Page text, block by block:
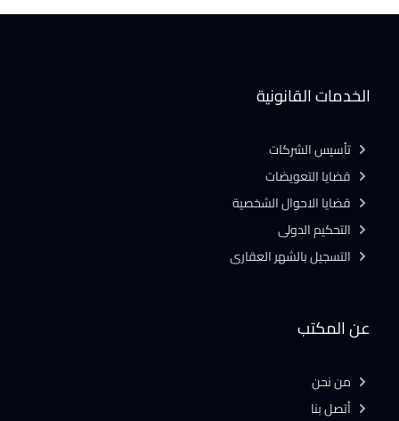
عن المكتب
من نحن
أتصل بنا
الخدمات القانونية
تأسيس الشركات
قضايا التعويضات
قضايا الاحوال الشخصية
التحكيم الدولى
التسجيل بالشهر العقارى